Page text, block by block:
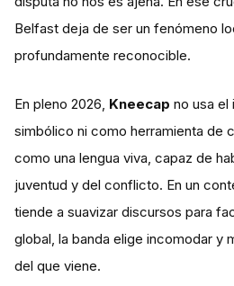
Belfast deja de ser un fenómeno
profundamente reconocible.
En pleno 2026, Kneecap no usa el
simbólico ni como herramienta de
como una lengua viva, capaz de
juventud y del conflicto. En un
tiende a suavizar discursos para
global, la banda elige incomodar y
del que viene.